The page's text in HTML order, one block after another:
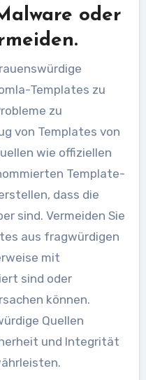
oder
Templates zu
zu
von Templates von
wie offiziellen
Template-
dass die
sind. Vermeiden Sie
aus fragwürdigen
mit
sind oder
können.
Quellen
und Integrität